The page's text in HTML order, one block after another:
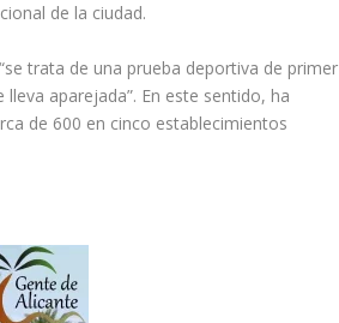
de la ciudad.
trata de una prueba deportiva de primer
aparejada”. En este sentido, ha
de 600 en cinco establecimientos